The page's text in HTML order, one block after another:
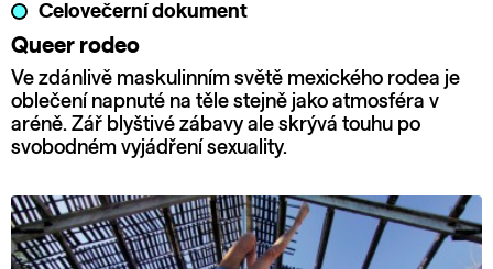
Celovečerní dokument
Queer rodeo
Ve zdánlivě maskulinním světě mexického rodea je
oblečení napnuté na těle stejně jako atmosféra v
aréně. Zář blyštivé zábavy ale skrývá touhu po
svobodném vyjádření sexuality.